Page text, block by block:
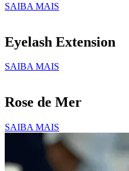
SAIBA MAIS
Eyelash Extension
SAIBA MAIS
Rose de Mer
SAIBA MAIS